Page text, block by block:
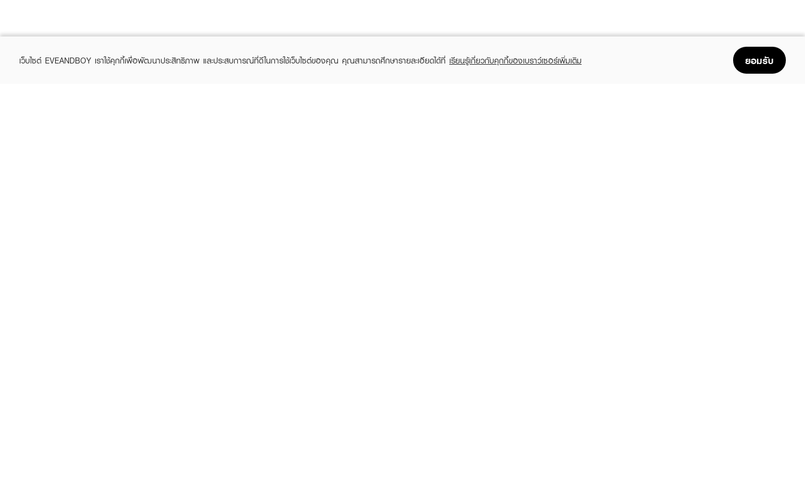
เว็บไซต์ EVEANDBOY เราใช้คุกกี้เพื่อพัฒนาประสิทธิภาพ และประสบการณ์ที่ดีในการใช้เว็บไซต์ของคุณ คุณสามารถศึกษารายละเอียดได้ที่ เรียนรู้เกี่ยวกับคุกกี้ของเบราว์เซอร์เพิ่มเติม ยอมรับ